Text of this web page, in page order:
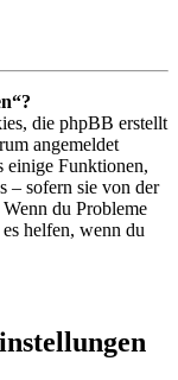
die phpBB erstellt
angemeldet
einige Funktionen,
– sofern sie von der
du Probleme
helfen, wenn du